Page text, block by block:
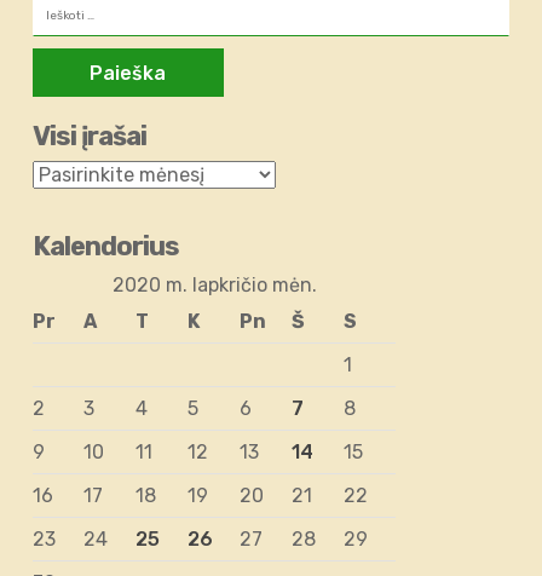
Visi įrašai
Kalendorius
2020 m. lapkričio mėn.
Pr
A T K Pn Š
S
1
2
3 4 5 6 7
8
9
10 11 12 13 14
15
16
17 18 19 20 21
22
23
24 25 26 27 28
29